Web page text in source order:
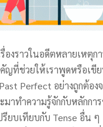
รื่องราวในอดีตหลายเห
คัญที่ช่วยให้เราพูดหรือเ
Perfect อย่างถูกต้อ
มาทำความรู้จักกับหลักก
ยบเทียบกับ Tense อื่น ๆ